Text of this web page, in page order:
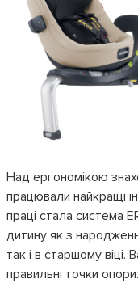
Над ергономікою
працювали найкращі
праці стала система
дитину як з
так і в старшому
правильні точки опори.